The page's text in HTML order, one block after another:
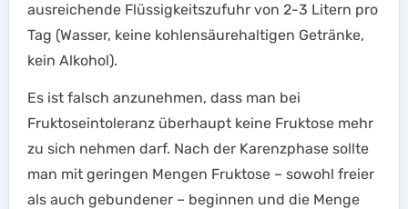
ausreichende Flüssigkeitszufuhr von 2-3 Litern pro
Tag (Wasser, keine kohlensäurehaltigen Getränke,
kein Alkohol).
Es ist falsch anzunehmen, dass man bei
Fruktoseintoleranz überhaupt keine Fruktose mehr
zu sich nehmen darf. Nach der Karenzphase sollte
man mit geringen Mengen Fruktose – sowohl freier
als auch gebundener – beginnen und die Menge